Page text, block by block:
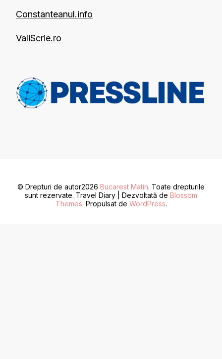
Constanteanul.info
ValiScrie.ro
© Drepturi de autor2026 Bucarest Matin. Toate drepturile
sunt rezervate. Travel Diary | Dezvoltată de Blossom
Themes. Propulsat de WordPress.